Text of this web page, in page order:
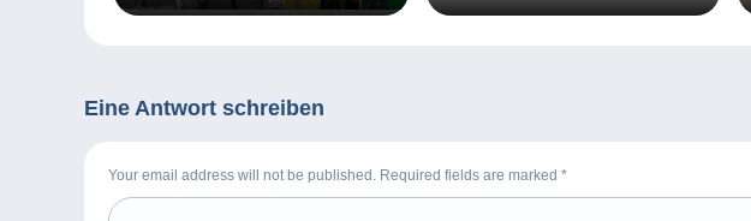
Eine Antwort schreiben
Your email address will not be published. Required fields are marked *